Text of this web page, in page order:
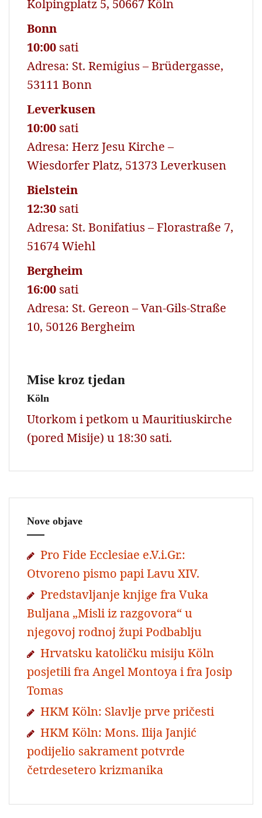
Kolpingplatz 5, 50667 Köln
Bonn
10:00 sati
Adresa: St. Remigius – Brüdergasse,
53111 Bonn
Leverkusen
10:00 sati
Adresa: Herz Jesu Kirche –
Wiesdorfer Platz, 51373 Leverkusen
Bielstein
12:30 sati
Adresa: St. Bonifatius – Florastraße 7,
51674 Wiehl
Bergheim
16:00 sati
Adresa: St. Gereon – Van-Gils-Straße
10, 50126 Bergheim
Mise kroz tjedan
Köln
Utorkom i petkom u Mauritiuskirche
(pored Misije) u 18:30 sati.
Nove objave
Pro Fide Ecclesiae e.V.i.Gr.:
Otvoreno pismo papi Lavu XIV.
Predstavljanje knjige fra Vuka
Buljana „Misli iz razgovora“ u
njegovoj rodnoj župi Podbablju
Hrvatsku katoličku misiju Köln
posjetili fra Angel Montoya i fra Josip
Tomas
HKM Köln: Slavlje prve pričesti
HKM Köln: Mons. Ilija Janjić
podijelio sakrament potvrde
četrdesetero krizmanika